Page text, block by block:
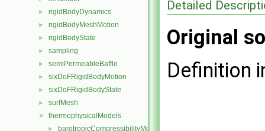
► rigidBodyDynamics
► rigidBodyMeshMotion
► rigidBodyState
► sampling
► semiPermeableBaffle
► sixDoFRigidBodyMotion
► sixDoFRigidBodyState
► surfMesh
▼ thermophysicalModels
► barotropicCompressibilityModel
Detailed
Original
Definition